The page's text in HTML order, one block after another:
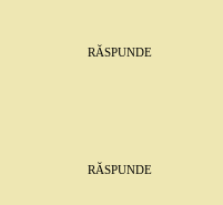
RĂSPUNDE
RĂSPUNDE